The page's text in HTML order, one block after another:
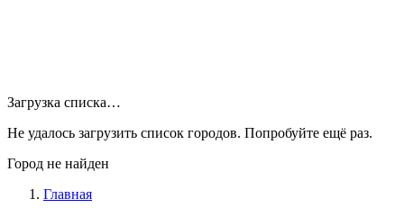
Загрузка списка…
Не удалось загрузить список городов. Попробуйте ещё раз.
Город не найден
Главная